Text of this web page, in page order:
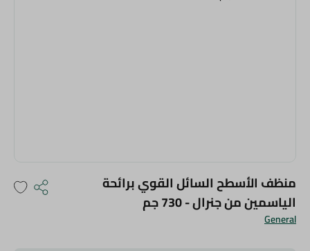
General
منظف الأسطح السائل القوي برائحة
الياسمين من جنرال - 730 جم